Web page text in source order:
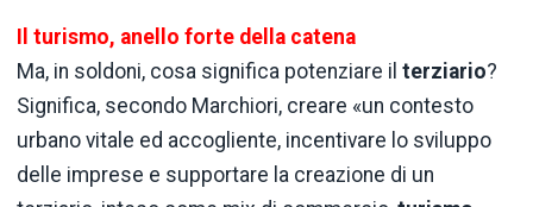
Il turismo, anello forte della catena
Ma, in soldoni, cosa significa potenziare il terziario?
Significa, secondo Marchiori, creare «un contesto
urbano vitale ed accogliente, incentivare lo sviluppo
delle imprese e supportare la creazione di un